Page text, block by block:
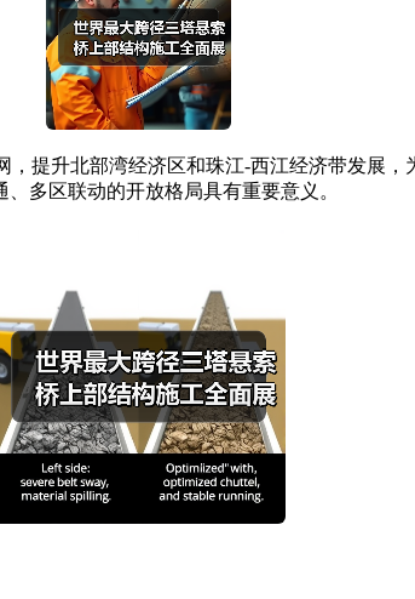
升北部湾经济区和珠江-西江经济带发展，
多区联动的开放格局具有重要意义。